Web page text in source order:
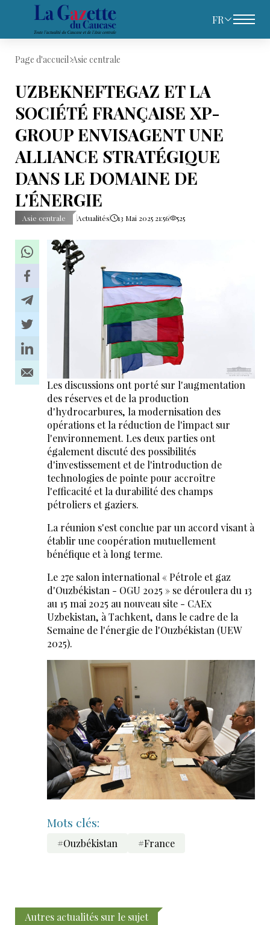
FR
Page d'accueil Asie centrale
UZBEKNEFTEGAZ ET LA
SOCIÉTÉ FRANÇAISE XP-
GROUP ENVISAGENT UNE
ALLIANCE STRATÉGIQUE
DANS LE DOMAINE DE
L'ÉNERGIE
Asie centrale Actualités 13 Mai 2025 21:56 525
Les discussions ont porté sur l'augmentation
des réserves et de la production
d'hydrocarbures, la modernisation des
opérations et la réduction de l'impact sur
l'environnement. Les deux parties ont
également discuté des possibilités
d'investissement et de l'introduction de
technologies de pointe pour accroître
l'efficacité et la durabilité des champs
pétroliers et gaziers.
La réunion s'est conclue par un accord visant à
établir une coopération mutuellement
bénéfique et à long terme.
Le 27e salon international « Pétrole et gaz
d'Ouzbékistan - OGU 2025 » se déroulera du 13
au 15 mai 2025 au nouveau site - CAEx
Uzbekistan, à Tachkent, dans le cadre de la
Semaine de l'énergie de l'Ouzbékistan (UEW
2025).
Mots clés:
#Ouzbékistan #France
Autres actualités sur le sujet